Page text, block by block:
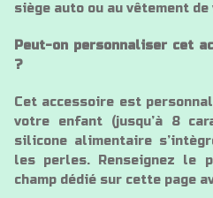
siège auto ou au vêtement
Peut-on personnaliser cet
?
Cet accessoire est
votre enfant (jusqu’à 8
silicone alimentaire
les perles. Renseignez le
champ dédié sur cette page